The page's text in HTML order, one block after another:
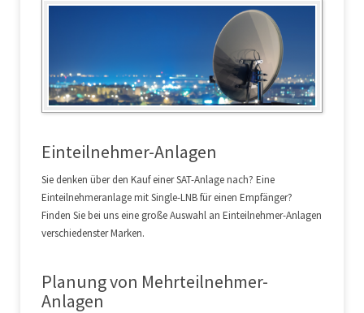
Einteilnehmer-Anlagen
Sie denken über den Kauf einer SAT-Anlage nach? Eine
Einteilnehmeranlage mit Single-LNB für einen Empfänger?
Finden Sie bei uns eine große Auswahl an Einteilnehmer-Anlagen
verschiedenster Marken.
Planung von Mehrteilnehmer-
Anlagen